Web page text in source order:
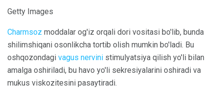
Getty Images
Charmsoz moddalar og'iz orqali dori vositasi bo'lib, bunda
shilimshiqani osonlikcha tortib olish mumkin bo'ladi. Bu
oshqozondagi vagus nervini stimulyatsiya qilish yo'li bilan
amalga oshiriladi, bu havo yo'li sekresiyalarini oshiradi va
mukus viskozitesini pasaytiradi.